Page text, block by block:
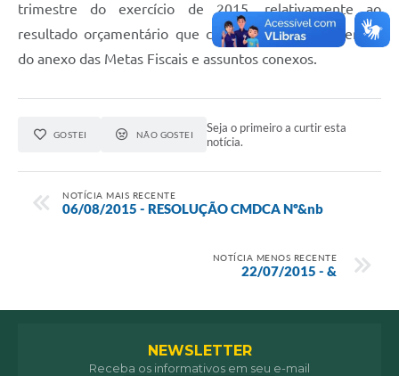
trimestre do exercício de 2015, relativamente ao
resultado orçamentário que constituem parte essencial
do anexo das Metas Fiscais e assuntos conexos.
GOSTEI NÃO GOSTEI
Seja o primeiro a curtir esta
notícia.
NOTÍCIA MAIS RECENTE
06/08/2015 - RESOLUÇÃO CMDCA Nº&nb
NOTÍCIA MENOS RECENTE
22/07/2015 - &
NEWSLETTER
Receba os informativos em seu e-mail